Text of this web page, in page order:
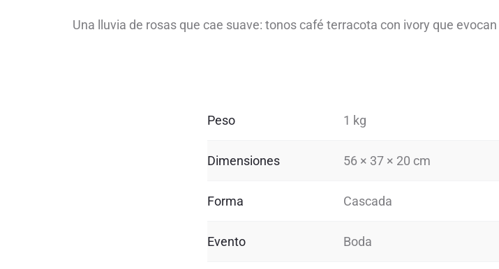
Una lluvia de rosas que cae suave: tonos café terracota con ivory que
Peso 1 kg
Dimensiones 56 × 37 × 20 cm
Forma Cascada
Evento Boda